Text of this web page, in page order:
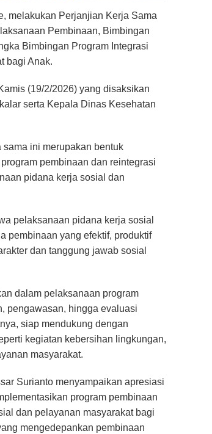
melakukan Perjanjian Kerja Sama
Pembinaan, Bimbingan
Bimbingan Program Integrasi
bagi Anak.
(19/2/2026) yang disaksikan
serta Kepala Dinas Kesehatan
ini merupakan bentuk
pembinaan dan reintegrasi
pidana kerja sosial dan
pelaksanaan pidana kerja sosial
pembinaan yang efektif, produktif
dan tanggung jawab sosial
dalam pelaksanaan program
pengawasan, hingga evaluasi
siap mendukung dengan
kegiatan kebersihan lingkungan,
masyarakat.
Surianto menyampaikan apresiasi
program pembinaan
dan pelayanan masyarakat bagi
mengedepankan pembinaan